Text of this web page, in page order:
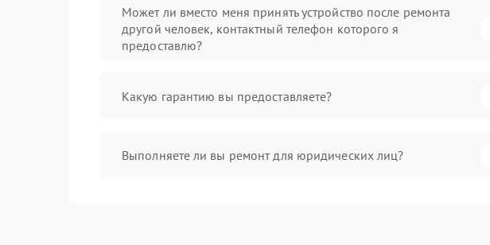
Может ли вместо меня принять устройство после ремонта
другой человек, контактный телефон которого я
предоставлю?
Какую гарантию вы предоставляете?
Выполняете ли вы ремонт для юридических лиц?